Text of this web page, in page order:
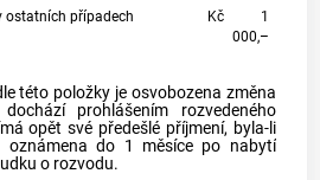
ostatních případech Kč
1
000,–
této položky je osvobozena změna
prohlášením rozvedeného
opět své předešlé příjmení, byla-li
oznámena do 1 měsíce po nabytí
o rozvodu.